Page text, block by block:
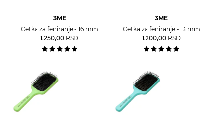
3ME
Četka za feniranje - 16 mm
1.250,00 RSD
3ME
Četka za feniranje - 13 mm
1.200,00 RSD